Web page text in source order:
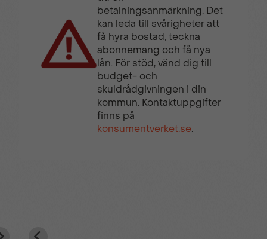
betalningsanmärkning. Det
kan leda till svårigheter att
få hyra bostad, teckna
abonnemang och få nya
lån. För stöd, vänd dig till
budget- och
skuldrådgivningen i din
kommun. Kontaktuppgifter
finns på
konsumentverket.se.